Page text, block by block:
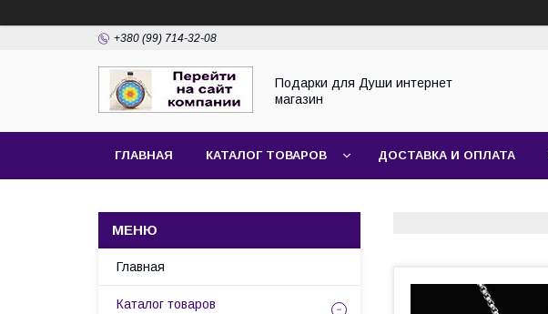
+380 (99) 714-32-08
Подарки для Души интернет
магазин
ГЛАВНАЯ КАТАЛОГ ТОВАРОВ ДОСТАВКА И ОПЛАТА
Главная
Каталог товаров